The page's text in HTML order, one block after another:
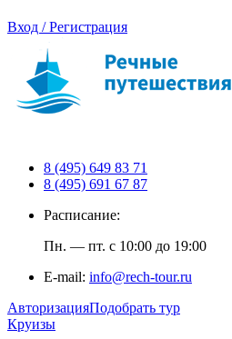
Вход / Регистрация
8 (495) 649 83 71
8 (495) 691 67 87
Расписание:
Пн. — пт. с 10:00 до 19:00
E-mail: info@rech-tour.ru
АвторизацияПодобрать тур
Круизы